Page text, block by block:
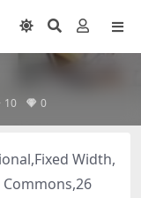
10 0
Width,